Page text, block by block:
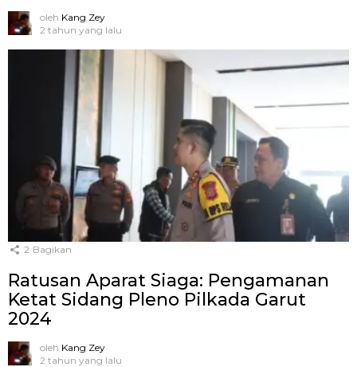
oleh Kang Zey
2 tahun yang lalu
2 Bagikan
Ratusan Aparat Siaga: Pengamanan
Ketat Sidang Pleno Pilkada Garut
2024
oleh Kang Zey
2 tahun yang lalu